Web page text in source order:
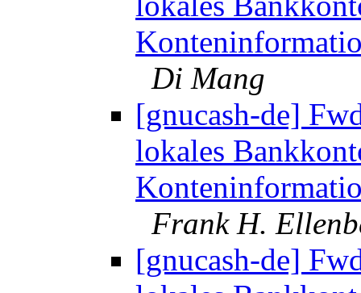
Di Mang
[gnucash-de]
lokales
Frank H.
[gnucash-de]